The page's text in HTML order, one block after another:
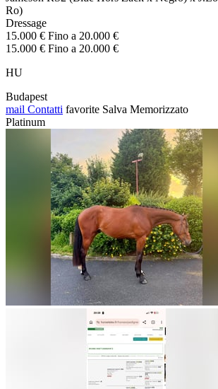
Ro)
Dressage
15.000 € Fino a 20.000 €
15.000 € Fino a 20.000 €
HU
Budapest
mail Contatti favorite Salva Memorizzato
Platinum